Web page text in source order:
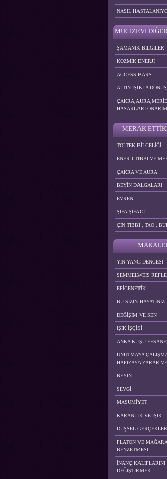
NASIL
MUCİZEVİ
ŞAMANİK BİLGİLER
KOZMİK ENERJİ
ACCESS BARS
ALTIN IŞIKLA
HASARLARI
MERAK
TOLTEK BİLGELİĞİ
ENERJİ TIBBI VE
ÇAKRA VE AURA
BEYİN DALGALARI
EVREN
ŞİFA-ŞİFACI
ÇİN TIBBI , TAO ,
YIN YANG DENGESİ
SEMMELWEIS
EPİGENETİK
BU SİZİN HAYATINIZ
DEĞİŞİM VE SEN
IŞIK İŞÇİSİ
ANKA KUŞU
UNUTMAYA
HAFIZAYA ZARAR
BEYİN
SEVGİ
MASUMİYET
KARANLIK VE IŞIK
DÜŞSEL GERÇEKLER
PLATON VE MAĞARA
BENZETMESİ
İNANÇ KALIPLARINI
DEĞİŞTİRMEK